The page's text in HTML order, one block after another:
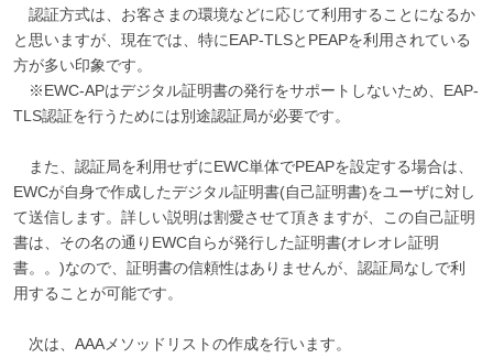
認証方式は、お客さまの環境などに応じて利用することになるか
と思いますが、現在では、特にEAP-TLSとPEAPを利用されている
方が多い印象です。
※EWC-APはデジタル証明書の発行をサポートしないため、EAP-
TLS認証を行うためには別途認証局が必要です。
また、認証局を利用せずにEWC単体でPEAPを設定する場合は、
EWCが自身で作成したデジタル証明書(自己証明書)をユーザに対し
て送信します。詳しい説明は割愛させて頂きますが、この自己証明
書は、その名の通りEWC自らが発行した証明書(オレオレ証明
書。。)なので、証明書の信頼性はありませんが、認証局なしで利
用することが可能です。
次は、AAAメソッドリストの作成を行います。